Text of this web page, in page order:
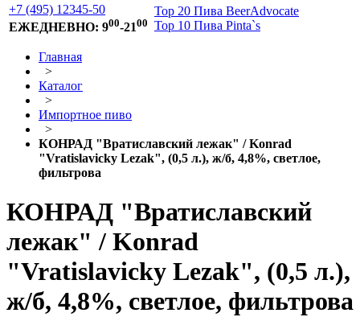
+7 (495) 12345-50
ЕЖЕДНЕВНО: 900-2100
Top 20 Пива BeerAdvocate
Top 10 Пива Pinta`s
Главная
>
Каталог
>
Импортное пиво
>
КОНРАД "Вратиславский лежак" / Konrad
"Vratislavicky Lezak", (0,5 л.), ж/б, 4,8%, светлое,
фильтрова
КОНРАД "Вратиславский
лежак" / Konrad
"Vratislavicky Lezak", (0,5 л.),
ж/б, 4,8%, светлое, фильтрова